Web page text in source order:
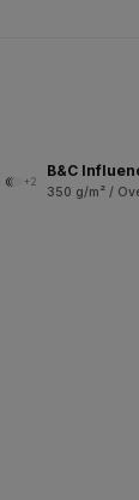
+2
B&C
350 g/m² /